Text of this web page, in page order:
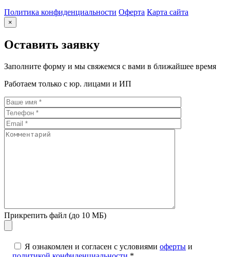
Политика конфиденциальности Оферта Карта сайта
×
Оставить заявку
Заполните форму и мы свяжемся с вами в ближайшее время
Работаем только с юр. лицами и ИП
Прикрепить файл (до 10 МБ)
Я ознакомлен и согласен с условиями оферты и